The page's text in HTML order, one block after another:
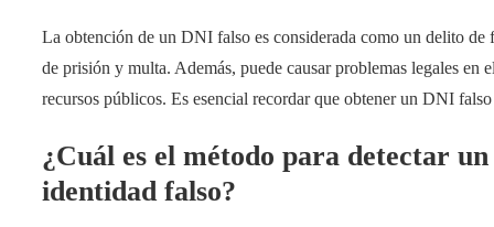
La obtención de un DNI falso es considerada como un delito
de prisión y multa. Además, puede causar problemas legales
recursos públicos. Es esencial recordar que obtener un DNI
¿Cuál es el método para detectar
identidad falso?